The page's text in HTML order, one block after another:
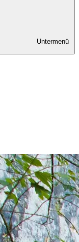
Untermenü